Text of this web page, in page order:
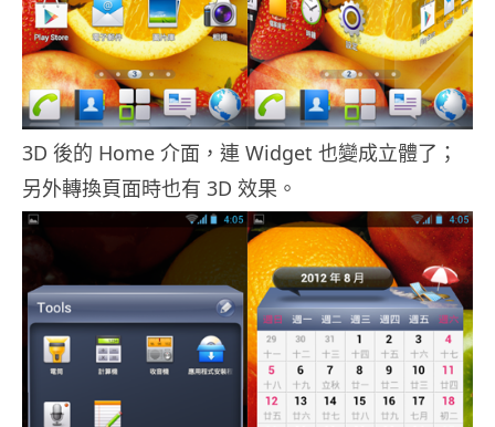
3D 後的 Home 介面，連 Widget 也變成立體了；
另外轉換頁面時也有 3D 效果。